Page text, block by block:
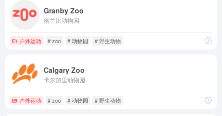
Granby Zoo
格兰比动物园
户外运动 # zoo # 动物园 # 野生动物
Calgary Zoo
卡尔加里动物园
户外运动 # zoo # 动物园 # 野生动物